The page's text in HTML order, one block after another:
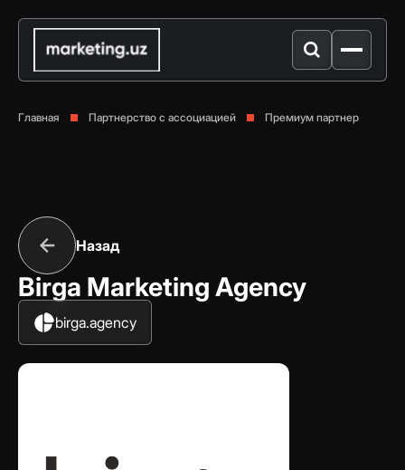
Главная Партнерство с ассоциацией Премиум партнер
Назад
Birga Marketing Agency
birga.agency